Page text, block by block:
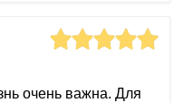
очень важна. Для